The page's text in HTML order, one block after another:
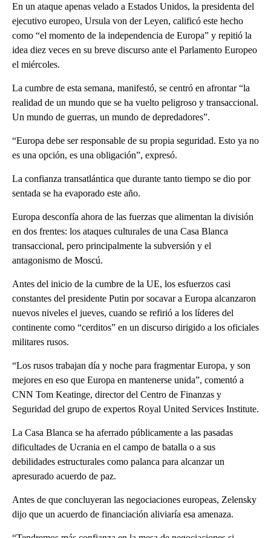
En un ataque apenas velado a Estados Unidos, la presidenta del
ejecutivo europeo, Ursula von der Leyen, calificó este hecho
como “el momento de la independencia de Europa” y repitió la
idea diez veces en su breve discurso ante el Parlamento Europeo
el miércoles.
La cumbre de esta semana, manifestó, se centró en afrontar “la
realidad de un mundo que se ha vuelto peligroso y transaccional.
Un mundo de guerras, un mundo de depredadores”.
“Europa debe ser responsable de su propia seguridad. Esto ya no
es una opción, es una obligación”, expresó.
La confianza transatlántica que durante tanto tiempo se dio por
sentada se ha evaporado este año.
Europa desconfía ahora de las fuerzas que alimentan la división
en dos frentes: los ataques culturales de una Casa Blanca
transaccional, pero principalmente la subversión y el
antagonismo de Moscú.
Antes del inicio de la cumbre de la UE, los esfuerzos casi
constantes del presidente Putin por socavar a Europa alcanzaron
nuevos niveles el jueves, cuando se refirió a los líderes del
continente como “cerditos” en un discurso dirigido a los oficiales
militares rusos.
“Los rusos trabajan día y noche para fragmentar Europa, y son
mejores en eso que Europa en mantenerse unida”, comentó a
CNN Tom Keatinge, director del Centro de Finanzas y
Seguridad del grupo de expertos Royal United Services Institute.
La Casa Blanca se ha aferrado públicamente a las pasadas
dificultades de Ucrania en el campo de batalla o a sus
debilidades estructurales como palanca para alcanzar un
apresurado acuerdo de paz.
Antes de que concluyeran las negociaciones europeas, Zelensky
dijo que un acuerdo de financiación aliviaría esa amenaza.